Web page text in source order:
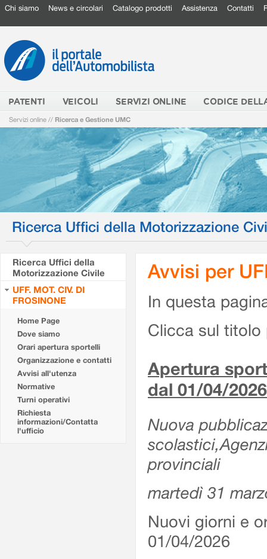
Chi siamo News e circolari Catalogo prodotti Assistenza Contatti
PATENTI VEICOLI SERVIZI ONLINE CODICE
Servizi online // Ricerca e Gestione UMC
Ricerca Uffici della Motorizzazione
Ricerca Uffici della
Motorizzazione Civile
UFF. MOT. CIV. DI
FROSINONE
Home Page
Dove siamo
Orari apertura sportelli
Organizzazione e contatti
Avvisi all'utenza
Normative
Turni operativi
Richiesta
informazioni/Contatta
l'ufficio
Avvisi per
In questa
Clicca sul titolo
Apertura
dal 01/04/2026
Nuova
provinciali
martedì 31
Nuovi giorni e
01/04/2026